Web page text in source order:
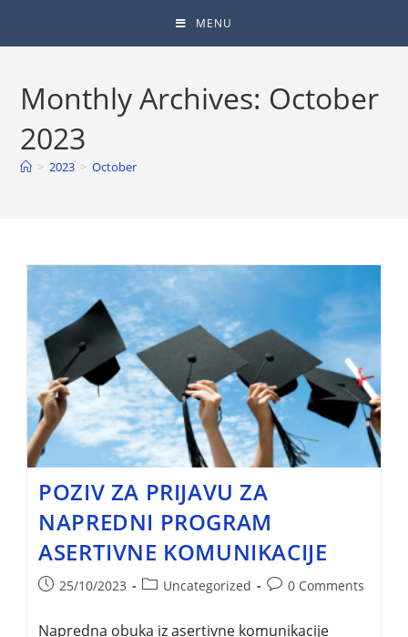
MENU
Monthly Archives: October
2023
> 2023 > October
POZIV ZA PRIJAVU ZA
NAPREDNI PROGRAM
ASERTIVNE KOMUNIKACIJE
25/10/2023 Uncategorized 0 Comments
Napredna obuka iz asertivne komunikacije